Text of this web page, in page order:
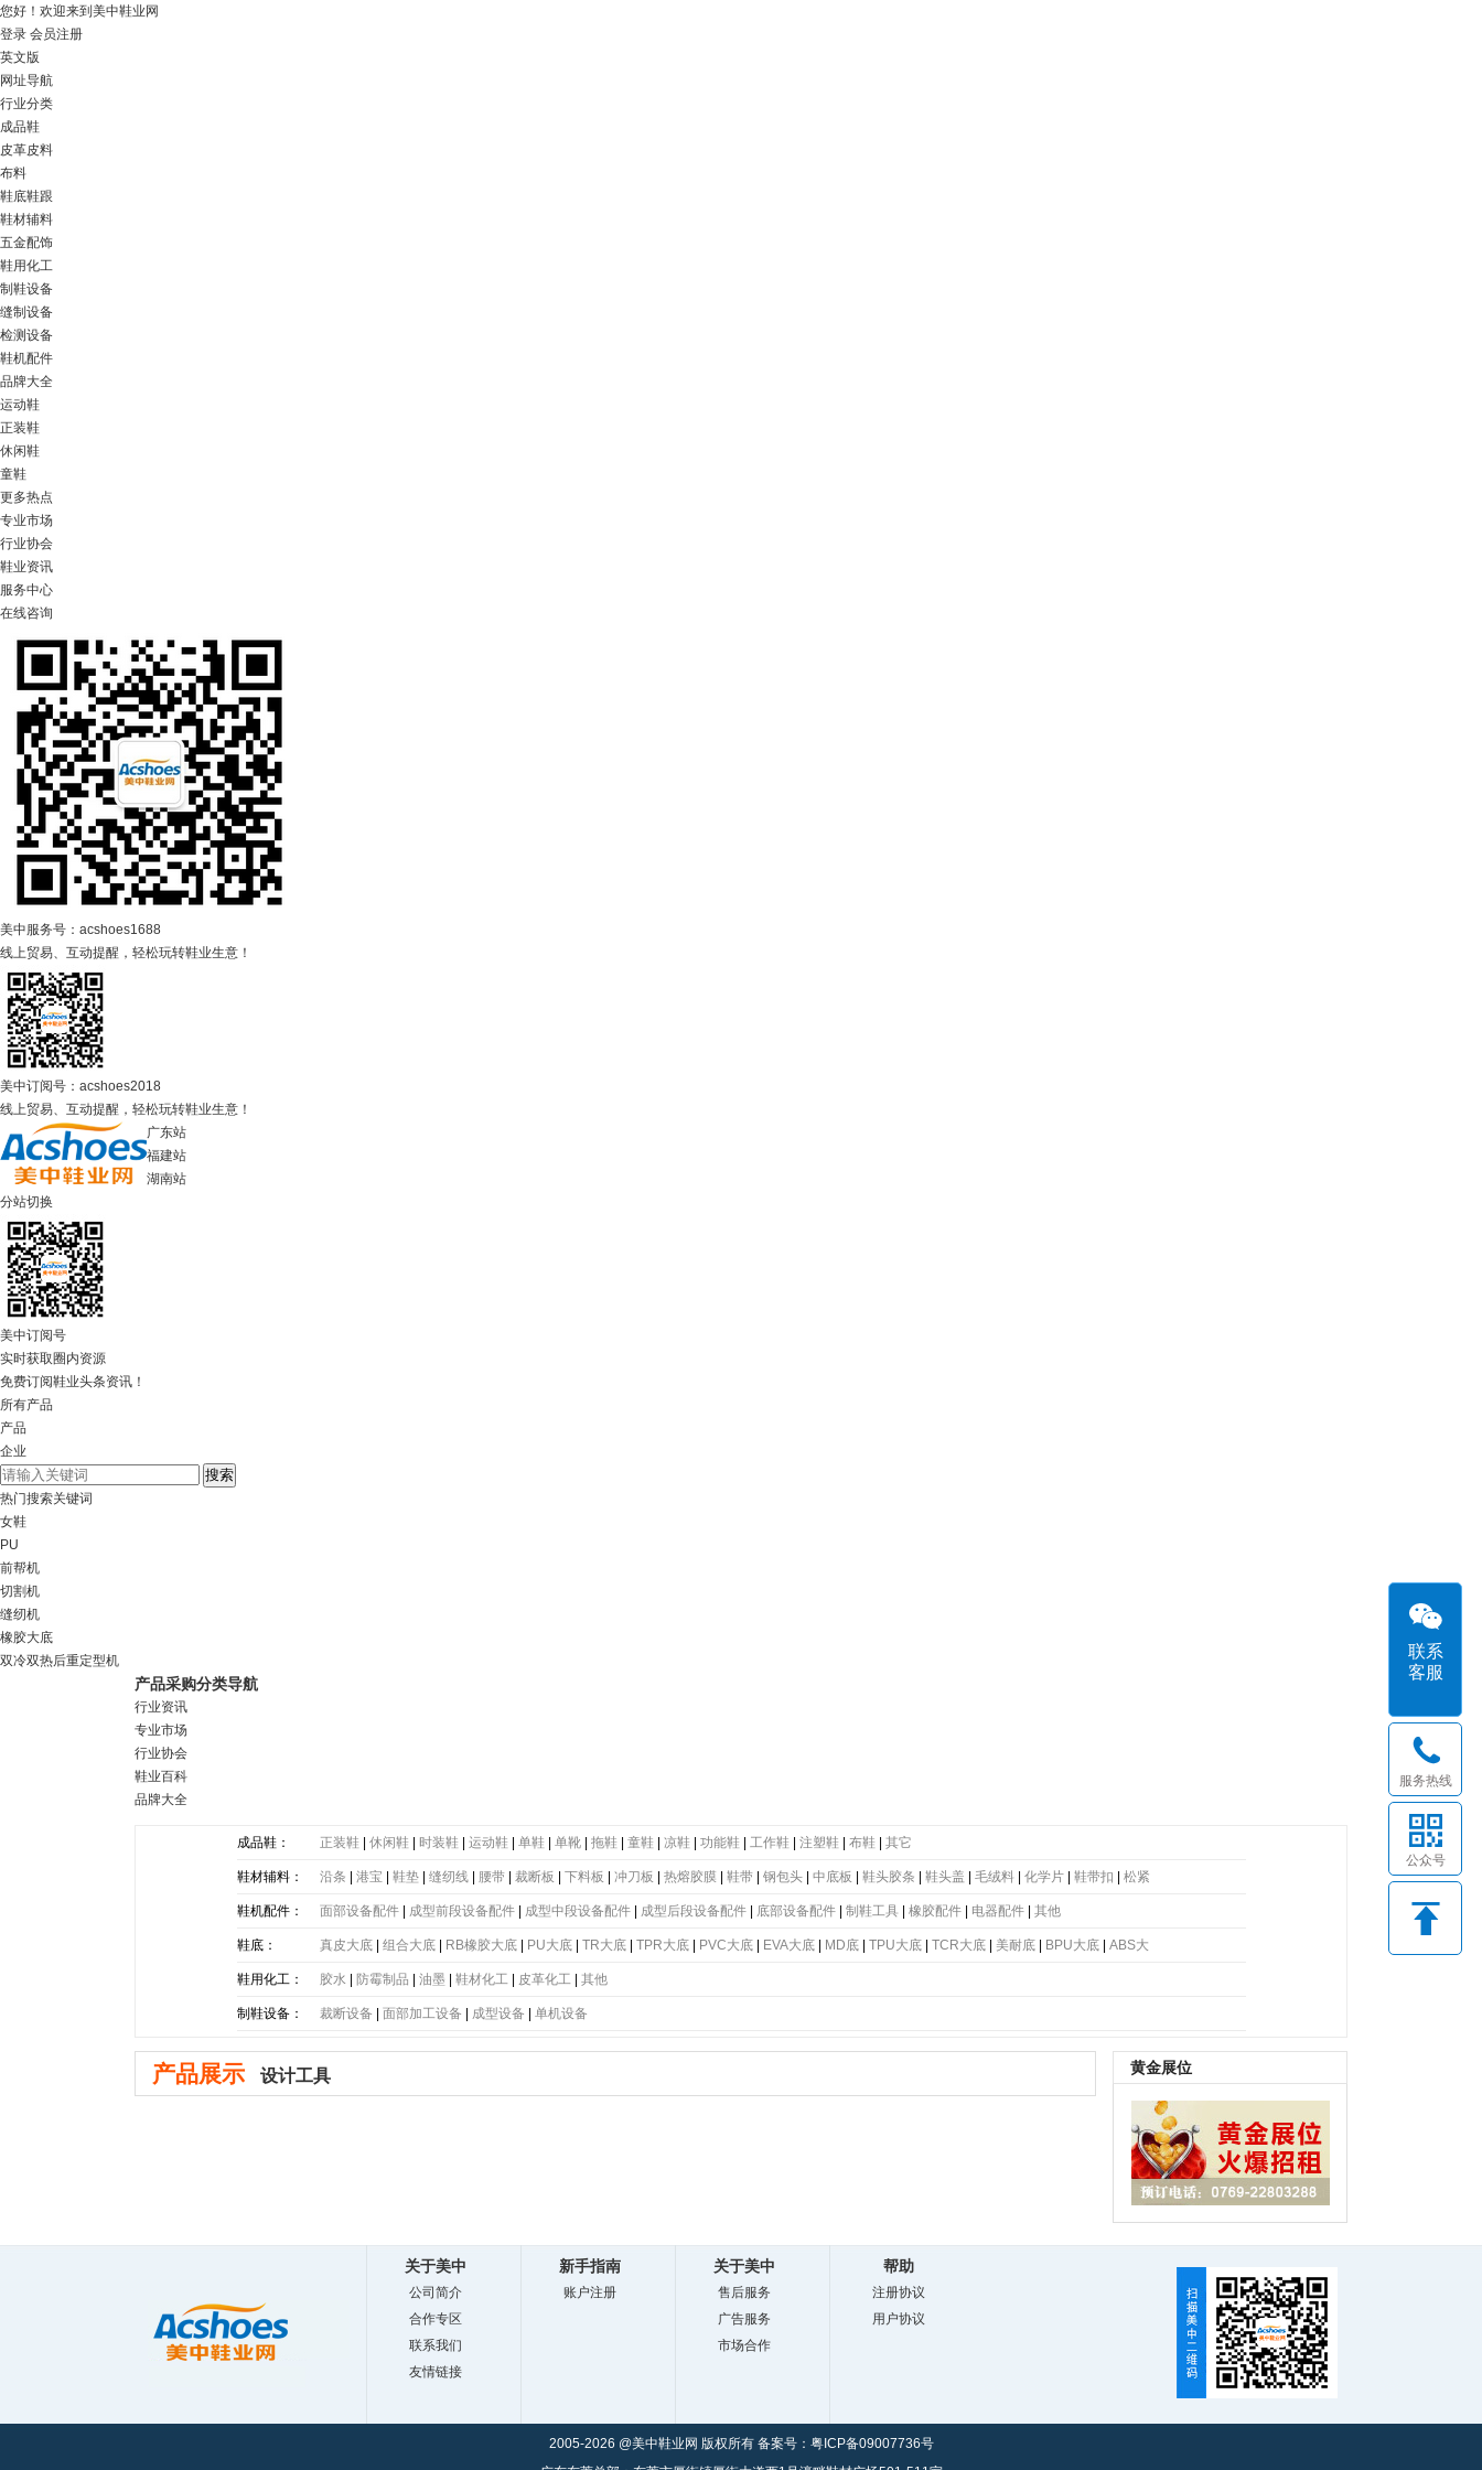
您好！ 欢迎来到美中鞋业网
登录 会员注册
英文版
网址导航
行业分类
成品鞋
皮革皮料
布料
鞋底鞋跟
鞋材辅料
五金配饰
鞋用化工
制鞋设备
缝制设备
检测设备
鞋机配件
品牌大全
运动鞋
正装鞋
休闲鞋
童鞋
更多热点
专业市场
行业协会
鞋业资讯
服务中心
在线咨询
美中服务号：acshoes1688
线上贸易、互动提醒，轻松玩转鞋业生意！
美中订阅号：acshoes2018
线上贸易、互动提醒，轻松玩转鞋业生意！
广东站
福建站
湖南站
分站切换
美中订阅号
实时获取圈内资源
免费订阅鞋业头条资讯！
所有产品
产品
企业
热门搜索关键词
女鞋
PU
前帮机
切割机
缝纫机
橡胶大底
双冷双热后重定型机
产品采购分类导航
行业资讯
专业市场
行业协会
鞋业百科
品牌大全
成品鞋： 正装鞋| 休闲鞋| 时装鞋| 运动鞋| 单鞋| 单靴| 拖鞋| 童鞋| 凉鞋| 功能鞋| 工作鞋| 注塑鞋| 布鞋| 其它
鞋材辅料： 沿条 港宝 鞋垫| 缝纫线| 腰带| 裁断板 下料板 冲刀板 热熔胶膜 鞋带| 钢包头| 中底板 鞋头胶条 鞋头盖 毛绒料| 化学片| 鞋带扣 松紧
带|塑胶片|其他
鞋机配件： 面部设备配件| 成型前段设备配件| 成型中段设备配件| 成型后段设备配件| 底部设备配件| 制鞋工具 橡胶配件| 电器配件| 其他
鞋底： 真皮大底| 组合大底| RB橡胶大底| PU大底| TR大底| TPR大底| PVC大底| EVA大底| MD底| TPU大底| TCR大底| 美耐底| BPU大底| ABS大
底|PE大底|PP大底|SBR大底| PC大底|软木大底
鞋用化工： 胶水| 防霉制品 油墨 鞋材化工| 皮革化工| 其他
制鞋设备： 裁断设备 面部加工设备 成型设备 单机设备
产品展示 设计工具 黄金展位
关于美中
公司简介
合作专区
联系我们
友情链接
新手指南
账户注册
关于美中
售后服务
广告服务
市场合作
帮助
注册协议
用户协议
2005-2026 @美中鞋业网 版权所有 备案号： 粤ICP备09007736号
联系
客服
服务热线
公众号